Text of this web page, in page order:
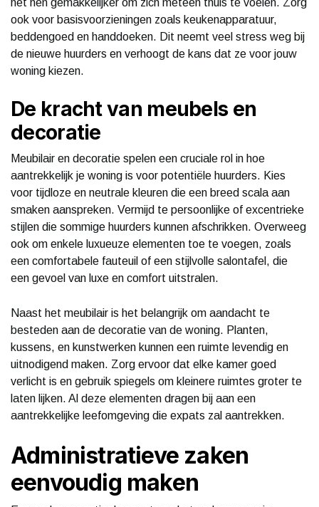
ook voor basisvoorzieningen zoals keukenapparatuur,
beddengoed en handdoeken. Dit neemt veel stress weg bij
de nieuwe huurders en verhoogt de kans dat ze voor jouw
woning kiezen.
De kracht van meubels en
decoratie
Meubilair en decoratie spelen een cruciale rol in hoe
aantrekkelijk je woning is voor potentiële huurders. Kies
voor tijdloze en neutrale kleuren die een breed scala aan
smaken aanspreken. Vermijd te persoonlijke of excentrieke
stijlen die sommige huurders kunnen afschrikken. Overweeg
ook om enkele luxueuze elementen toe te voegen, zoals
een comfortabele fauteuil of een stijlvolle salontafel, die
een gevoel van luxe en comfort uitstralen.
Naast het meubilair is het belangrijk om aandacht te
besteden aan de decoratie van de woning. Planten,
kussens, en kunstwerken kunnen een ruimte levendig en
uitnodigend maken. Zorg ervoor dat elke kamer goed
verlicht is en gebruik spiegels om kleinere ruimtes groter te
laten lijken. Al deze elementen dragen bij aan een
aantrekkelijke leefomgeving die expats zal aantrekken.
Administratieve zaken
eenvoudig maken